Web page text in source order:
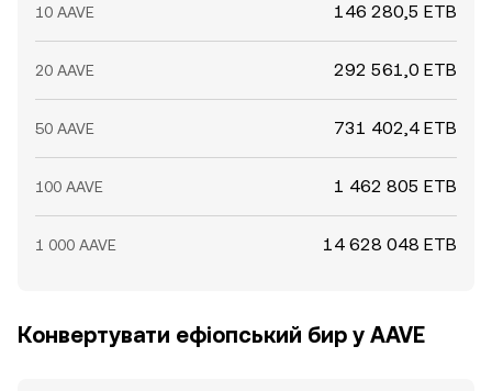
10 AAVE 146 280,5 ETB
20 AAVE 292 561,0 ETB
50 AAVE 731 402,4 ETB
100 AAVE 1 462 805 ETB
1 000 AAVE 14 628 048 ETB
Конвертувати ефіопський бир у AAVE